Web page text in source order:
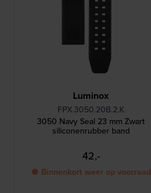
Luminox
FPX.3050.20B.2.K
3050 Navy Seal 23 mm Zwart
siliconenrubber band
42,-
● Binnenkort weer op voorraad